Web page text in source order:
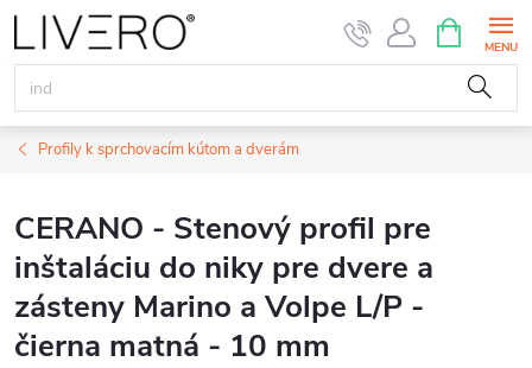
Prejsť
na
obsah
KOŠÍK
Profily k sprchovacím kútom a dverám
CERANO - Stenový profil pre
inštaláciu do niky pre dvere a
zásteny Marino a Volpe L/P -
čierna matná - 10 mm